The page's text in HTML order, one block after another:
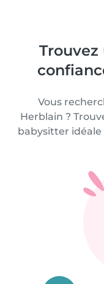
Vous
Herblain ?
babysitter idéale